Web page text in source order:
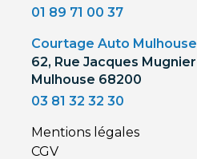
01 89 71 00 37
Courtage Auto Mulhouse
62, Rue Jacques Mugnier
Mulhouse 68200
03 81 32 32 30
Mentions légales
CGV